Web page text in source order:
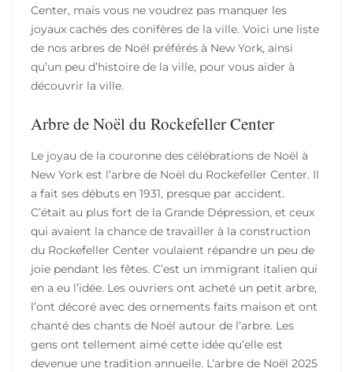
Center, mais vous ne voudrez pas manquer les
joyaux cachés des conifères de la ville. Voici une liste
de nos arbres de Noël préférés à New York, ainsi
qu’un peu d’histoire de la ville, pour vous aider à
découvrir la ville.
Arbre de Noël du Rockefeller Center
Le joyau de la couronne des célébrations de Noël à
New York est l’arbre de Noël du Rockefeller Center. Il
a fait ses débuts en 1931, presque par accident.
C’était au plus fort de la Grande Dépression, et ceux
qui avaient la chance de travailler à la construction
du Rockefeller Center voulaient répandre un peu de
joie pendant les fêtes. C’est un immigrant italien qui
en a eu l’idée. Les ouvriers ont acheté un petit arbre,
l’ont décoré avec des ornements faits maison et ont
chanté des chants de Noël autour de l’arbre. Les
gens ont tellement aimé cette idée qu’elle est
devenue une tradition annuelle. L’arbre de Noël 2025